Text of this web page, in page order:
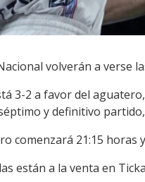
volverán a verse
3-2 a favor del
y definitivo
comenzará 21:15
están a la venta en